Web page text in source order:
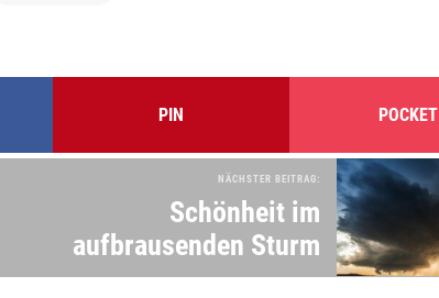
PIN POCKET
NÄCHSTER BEITRAG:
Schönheit im
aufbrausenden Sturm